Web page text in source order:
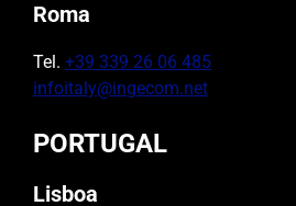
Roma
Tel. +39 339 26 06 485
infoitaly@ingecom.net
PORTUGAL
Lisboa